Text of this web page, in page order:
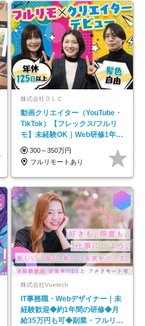
株式会社ＯＬＣ
動画クリエイター（YouTube・
TikTok）【フレックス/フルリ
モ】未経験OK｜Web研修1年間
｜副業OK
300～350万円
フルリモートあり
株式会社Vuetech
IT事務職・Webデザイナー｜未
経験歓迎◆約1年間の研修◆月
給35万円も可◆副業・フルリモ